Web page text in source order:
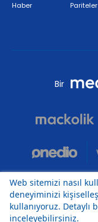
Haber
Pariteler
Bir